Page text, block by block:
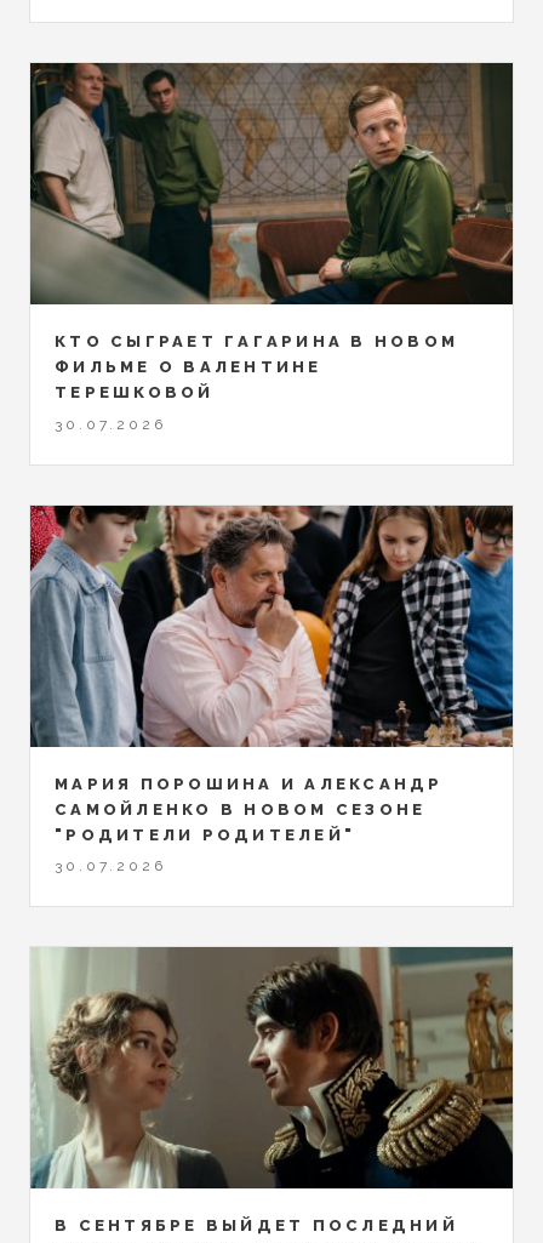
КТО СЫГРАЕТ ГАГАРИНА В НОВОМ
ФИЛЬМЕ О ВАЛЕНТИНЕ
ТЕРЕШКОВОЙ
30.07.2026
МАРИЯ ПОРОШИНА И АЛЕКСАНДР
САМОЙЛЕНКО В НОВОМ СЕЗОНЕ
"РОДИТЕЛИ РОДИТЕЛЕЙ"
30.07.2026
В СЕНТЯБРЕ ВЫЙДЕТ ПОСЛЕДНИЙ